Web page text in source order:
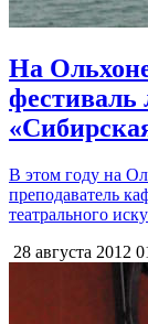
На
фестиваль
В этом году на
преподаватель
театрального
28 августа 2012